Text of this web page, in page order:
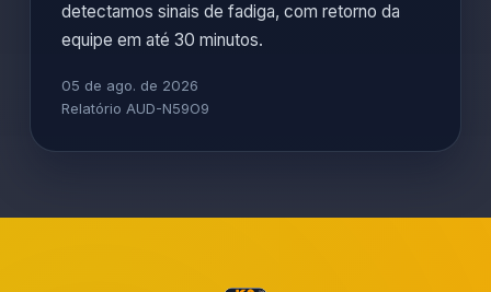
detectamos sinais de fadiga, com retorno da
equipe em até 30 minutos.
05 de ago. de 2026
Relatório AUD-N59O9